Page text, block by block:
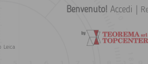
Leica
Benvenuto! Accedi